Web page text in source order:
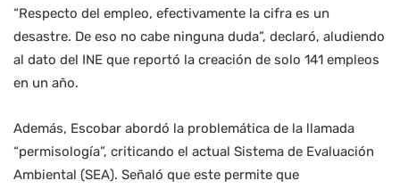
“Respecto del empleo, efectivamente la cifra es un
desastre. De eso no cabe ninguna duda”, declaró, aludiendo
al dato del INE que reportó la creación de solo 141 empleos
en un año.
Además, Escobar abordó la problemática de la llamada
“permisología”, criticando el actual Sistema de Evaluación
Ambiental (SEA). Señaló que este permite que